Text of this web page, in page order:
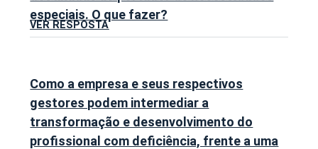
especiais. O que fazer?
VER RESPOSTA
Como a empresa e seus respectivos
gestores podem intermediar a
transformação e desenvolvimento do
profissional com deficiência, frente a uma